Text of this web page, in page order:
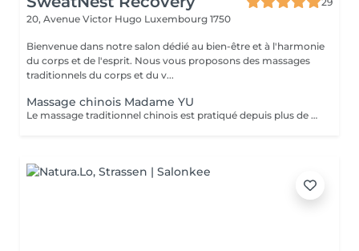
20, Avenue Victor Hugo Luxembourg 1750
Bienvenue dans notre salon dédié au bien-être et à l'harmonie
du corps et de l'esprit. Nous vous proposons des massages
traditionnels du corps et du v...
Massage chinois Madame YU
Le massage traditionnel chinois est pratiqué depuis plus de 2 000 ans. Cette pratique ancestrale vise à libérer la circulation de l'énergie dans le corps. Différentes techniques permettent de rétablir une bonne santé, notamment le pétrissage, le roulement et la pression profonde appliquée sur des points précis. Le massage chinois contribue également au bien-être général grâce à des tapotements et des pressions le long des méridiens et des points d'acupuncture. Le massage chinois se pratique généralement à travers les vêtements ou un tissu, et nécessite le port de vêtements amples, souples et légers. Il est donc recommandé de porter une tenue confortable et ample (y compris les sous-vêtements). Le travail vise à aider chacun à atteindre un équilibre et un bien-être optimal. Chaque personne étant unique, la praticienne adapte ses techniques de massage aux besoins spécifiques de chacun. Le massage chinois: - débloque les méridiens et améliorer la circulation sanguine - harmonise les fonctions organiques - soulage les tensions musculaires - renforce le système immunitaire - lubrifie les articulations - détend le corps et l'esprit.